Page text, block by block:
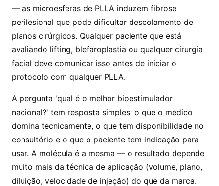
— as microesferas de PLLA induzem fibrose
perilesional que pode dificultar descolamento de
planos cirúrgicos. Qualquer paciente que está
avaliando lifting, blefaroplastia ou qualquer cirurgia
facial deve comunicar isso antes de iniciar o
protocolo com qualquer PLLA.
A pergunta 'qual é o melhor bioestimulador
nacional?' tem resposta simples: o que o médico
domina tecnicamente, o que tem disponibilidade no
consultório e o que o paciente tem indicação para
usar. A molécula é a mesma — o resultado depende
muito mais da técnica de aplicação (volume, plano,
diluição, velocidade de injeção) do que da marca.